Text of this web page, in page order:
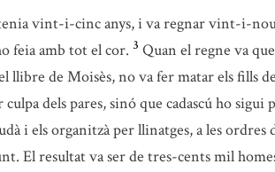
vint-i-cinc anys, i va regnar vint-i-nou
feia amb tot el cor. 3 Quan el regne va
llibre de Moisès, no va fer matar els fills
dels pares, sinó que cadascú ho sigui
i els organitzà per llinatges, a les
El resultat va ser de tres-cents mil